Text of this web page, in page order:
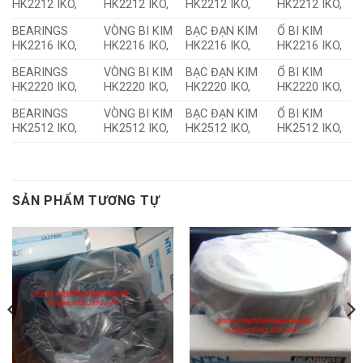
HK2212 IKO, HK2212 IKO, HK2212 IKO,
HK2212 IKO,
BEARINGS
HK2216 IKO,
VÒNG BI KIM
HK2216 IKO,
BẠC ĐẠN KIM
HK2216 IKO,
Ổ BI KIM
HK2216 IKO,
BEARINGS
HK2220 IKO,
VÒNG BI KIM
HK2220 IKO,
BẠC ĐẠN KIM
HK2220 IKO,
Ổ BI KIM
HK2220 IKO,
BEARINGS
HK2512 IKO,
VÒNG BI KIM
HK2512 IKO,
BẠC ĐẠN KIM
HK2512 IKO,
Ổ BI KIM
HK2512 IKO,
SẢN PHẨM TƯƠNG TỰ